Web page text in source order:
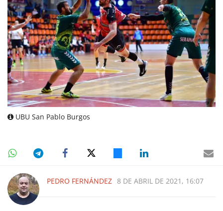
UBU San Pablo Burgos
PEDRO FERNÁNDEZ 8 DE ABRIL DE 2021, 16:07